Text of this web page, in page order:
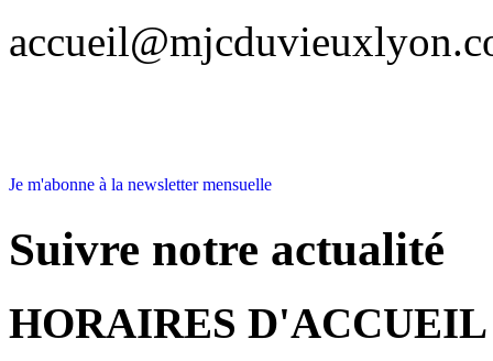
Je m'abonne à la newsletter mensuelle
Suivre notre actualité
HORAIRES D'ACCUEIL